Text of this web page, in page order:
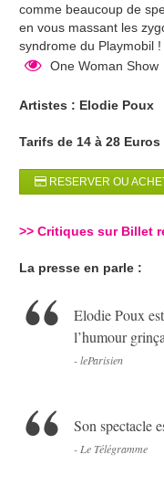
comme beaucoup de
en vous massant les
syndrome du Playmobil !
One Woman Show
Artistes : Elodie Poux
Tarifs de 14 à 28
RESERVER OU
>>Critiques sur Billet
La presse en parle :
Elodie Poux
l’humour
- leParisien
Son spectacle
- Le Télégramme